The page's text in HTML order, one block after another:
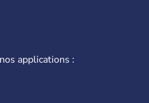
applications :